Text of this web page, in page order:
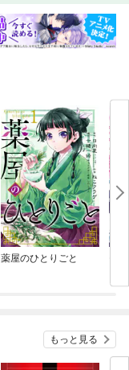
薬屋のひとりごと
もっと見る